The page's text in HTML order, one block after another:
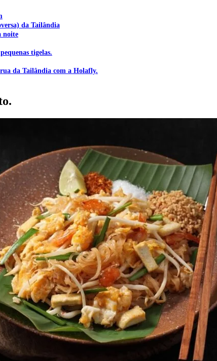
da Tailândia
noite
tigelas.
da Tailândia com a Holafly.